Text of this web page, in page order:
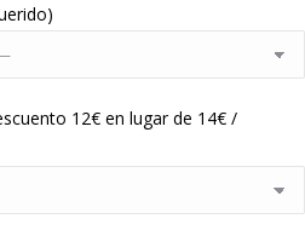
12€ en lugar de 14€ /